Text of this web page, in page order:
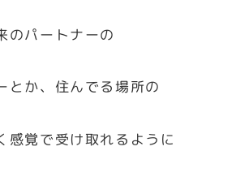
のパートナーの
とか、住んでる場所の
感覚で受け取れるように